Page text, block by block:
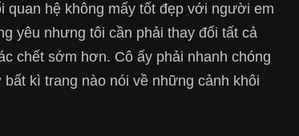
quan hệ không mấy tốt đẹp với người em
yêu nhưng tôi cần phải thay đổi tất cả
chết sớm hơn. Cô ấy phải nhanh chóng
kì trang nào nói về những cảnh khôi